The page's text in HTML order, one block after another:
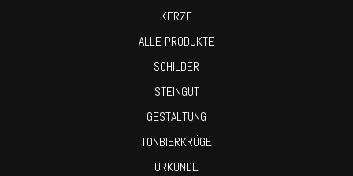
KERZE
ALLE PRODUKTE
SCHILDER
STEINGUT
GESTALTUNG
TONBIERKRÜGE
URKUNDE